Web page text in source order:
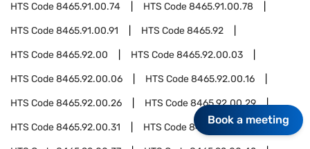
HTS Code8465.91.00.74 HTS Code8465.91.00.78
HTS Code8465.91.00.91 HTS Code8465.92
HTS Code8465.92.00 HTS Code8465.92.00.03
HTS Code8465.92.00.06 HTS Code8465.92.00.16
HTS Code8465.92.00.26 HTS Code8465.92.00.29
HTS Code8465.92.00.31 HTS Code8465.92.00.34
Book a meeting